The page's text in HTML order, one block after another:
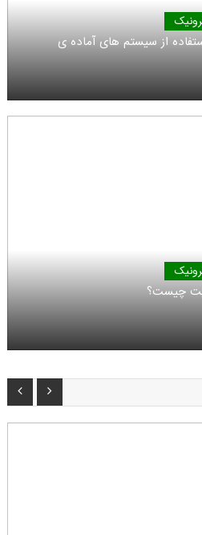
از سیستم های آماده ی
چیست؟